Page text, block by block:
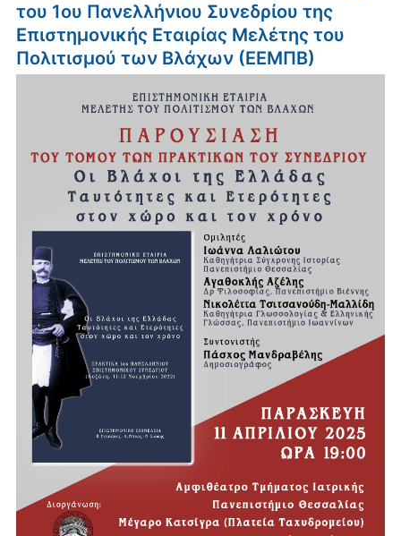
του 1ου Πανελλήνιου Συνεδρίου της
Επιστημονικής Εταιρίας Μελέτης του
Πολιτισμού των Βλάχων (ΕΕΜΠΒ)